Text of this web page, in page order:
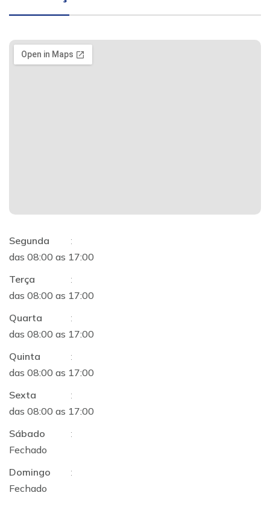
Segunda
:
das 08:00 as 17:00
Terça
:
das 08:00 as 17:00
Quarta
:
das 08:00 as 17:00
Quinta
:
das 08:00 as 17:00
Sexta
:
das 08:00 as 17:00
Sábado
:
Fechado
Domingo
:
Fechado